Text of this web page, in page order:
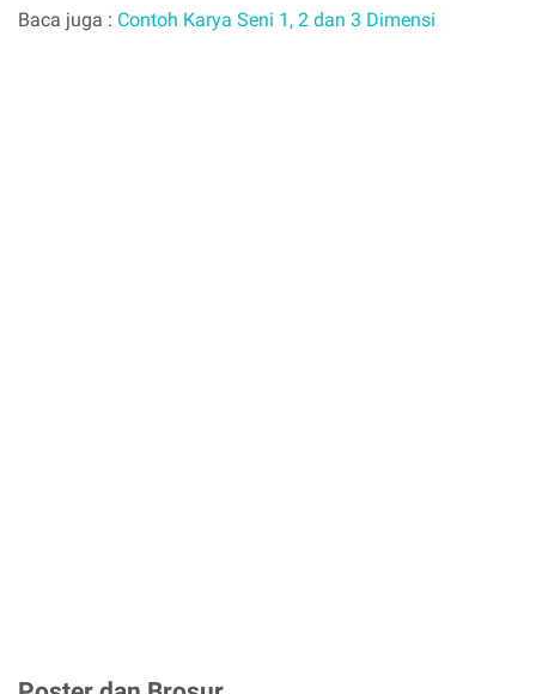
Baca juga : Contoh Karya Seni 1, 2 dan 3 Dimensi